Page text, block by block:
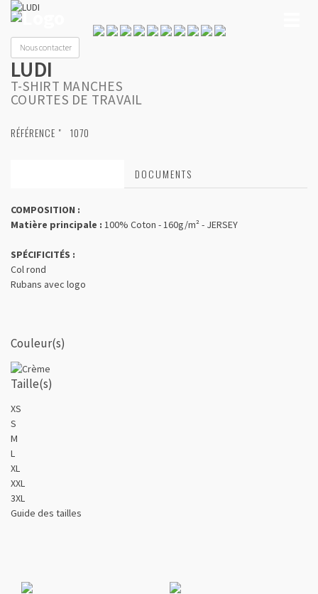
Nous contacter
LUDI
T-SHIRT MANCHES
COURTES DE TRAVAIL
RÉFÉRENCE " 1070
DOCUMENTS
COMPOSITION :
Matière principale : 100% Coton - 160g/m² - JERSEY
SPÉCIFICITÉS :
Col rond
Rubans avec logo
Couleur(s)
Taille(s)
XS
S
M
L
XL
XXL
3XL
Guide des tailles